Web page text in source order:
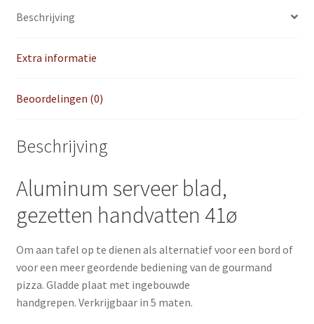
Beschrijving
Extra informatie
Beoordelingen (0)
Beschrijving
Aluminum serveer blad,
gezetten handvatten 41ø
Om aan tafel op te dienen als alternatief voor een bord of
voor een meer geordende bediening van de gourmand
pizza. Gladde plaat met ingebouwde
handgrepen. Verkrijgbaar in 5 maten.